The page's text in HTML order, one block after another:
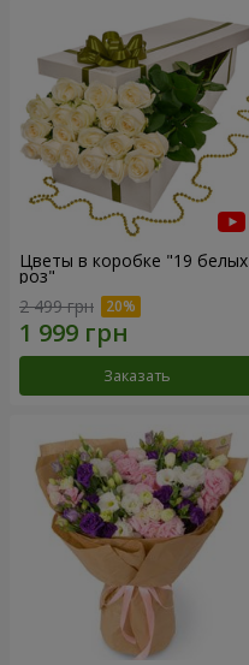
Цветы в коробке "19 белых
роз"
2 499 грн
Заказать